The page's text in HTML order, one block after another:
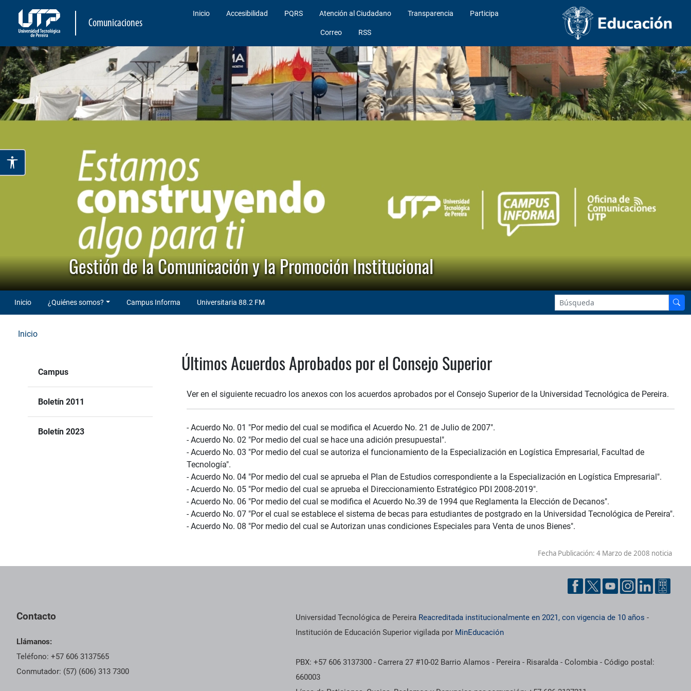
Comunicaciones
Inicio Accesibilidad PQRS Atención al Ciudadano Transparencia Participa
Correo RSS
Gestión de la Comunicación y la Promoción Institucional
Inicio ¿Quiénes somos? Campus Informa Universitaria 88.2 FM
Inicio
Campus
Boletín 2011
Boletín 2023
Últimos Acuerdos Aprobados por el Consejo Superior
Ver en el siguiente recuadro los anexos con los acuerdos aprobados por el Consejo Superior de la Universidad Tecnológica de Pereira.
- Acuerdo No. 01 "Por medio del cual se modifica el Acuerdo No. 21 de Julio de 2007".
- Acuerdo No. 02 "Por medio del cual se hace una adición presupuestal".
- Acuerdo No. 03 "Por medio del cual se autoriza el funcionamiento de la Especialización en Logística Empresarial, Facultad de
Tecnología".
- Acuerdo No. 04 "Por medio del cual se aprueba el Plan de Estudios correspondiente a la Especialización en Logística Empresarial".
- Acuerdo No. 05 "Por medio del cual se aprueba el Direccionamiento Estratégico PDI 2008-2019".
- Acuerdo No. 06 "Por medio del cual se modifica el Acuerdo No.39 de 1994 que Reglamenta la Elección de Decanos".
- Acuerdo No. 07 "Por el cual se establece el sistema de becas para estudiantes de postgrado en la Universidad Tecnológica de Pereira".
- Acuerdo No. 08 "Por medio del cual se Autorizan unas condiciones Especiales para Venta de unos Bienes".
Fecha Publicación: 4 Marzo de 2008 noticia
Contacto
Llámanos:
Teléfono: +57 606 3137565
Conmutador: (57) (606) 313 7300
Universidad Tecnológica de Pereira Reacreditada institucionalmente en 2021, con vigencia de 10 años -
Institución de Educación Superior vigilada por MinEducación
PBX: +57 606 3137300 - Carrera 27 #10-02 Barrio Alamos - Pereira - Risaralda - Colombia - Código postal:
660003